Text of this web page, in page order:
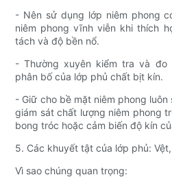
- Nên sử dụng lớp niêm phong
niêm phong vĩnh viễn khi thích
tách và độ bền nổ.
- Thường xuyên kiểm tra và
phân bố của lớp phủ chất bịt kín.
- Giữ cho bề mặt niêm phong
giám sát chất lượng niêm phong
bong tróc hoặc cảm biến độ kín
5. Các khuyết tật của lớp phủ:
Vì sao chúng quan trọng: